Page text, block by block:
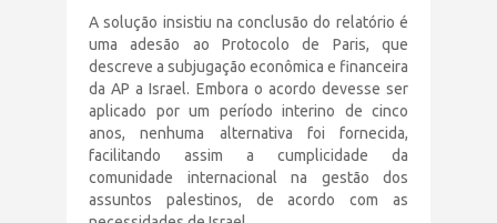
A solução insistiu na conclusão do relatório é
uma adesão ao Protocolo de Paris, que
descreve a subjugação econômica e financeira
da AP a Israel. Embora o acordo devesse ser
aplicado por um período interino de cinco
anos, nenhuma alternativa foi fornecida,
facilitando assim a cumplicidade da
comunidade internacional na gestão dos
assuntos palestinos, de acordo com as